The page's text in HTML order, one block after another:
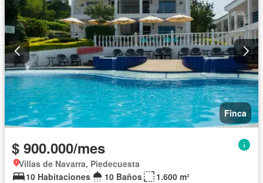
Piscina
Vigilante Sauna
Seguridad privada
Tanque de agua
Terraza Vista panorámica
Wifi
Permite mascotas
Permite niños Solo familias
Finca
$ 900.000/mes
Villas de Navarra, Piedecuesta
10 Habitaciones
10 Baños
1.600 m²